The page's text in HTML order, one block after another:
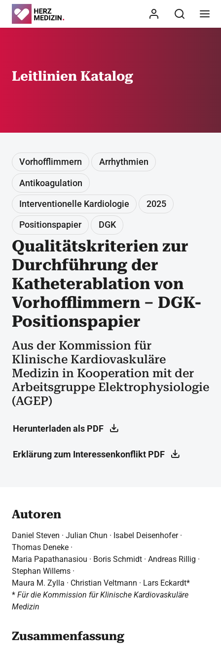
Leitlinien Katalog
Vorhofflimmern Arrhythmien
Antikoagulation
Interventionelle Kardiologie 2025
Positionspapier DGK
Qualitätskriterien zur
Durchführung der
Katheterablation von
Vorhofflimmern – DGK-
Positionspapier
Aus der Kommission für
Klinische Kardiovaskuläre
Medizin in Kooperation mit der
Arbeitsgruppe Elektrophysiologie
(AGEP)
Herunterladen als PDF
Erklärung zum Interessenkonflikt PDF
Autoren
Daniel Steven · Julian Chun · Isabel Deisenhofer ·
Thomas Deneke ·
Maria Papathanasiou · Boris Schmidt · Andreas Rillig ·
Stephan Willems ·
Maura M. Zylla · Christian Veltmann · Lars Eckardt*
* Für die Kommission für Klinische Kardiovaskuläre
Medizin
Zusammenfassung